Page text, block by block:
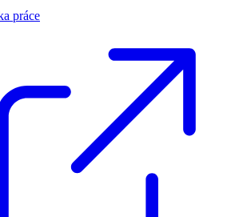
práce